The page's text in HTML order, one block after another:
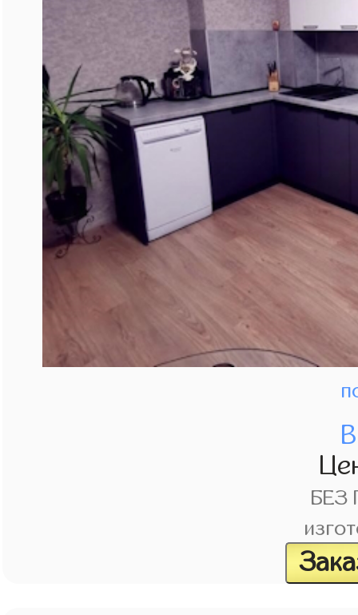
БЕЗ